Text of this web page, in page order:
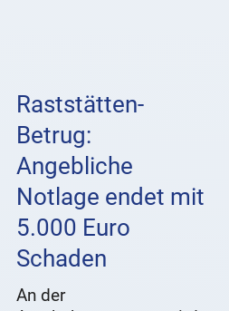
Raststätten-
Betrug:
Angebliche
Notlage endet mit
5.000 Euro
Schaden
An der